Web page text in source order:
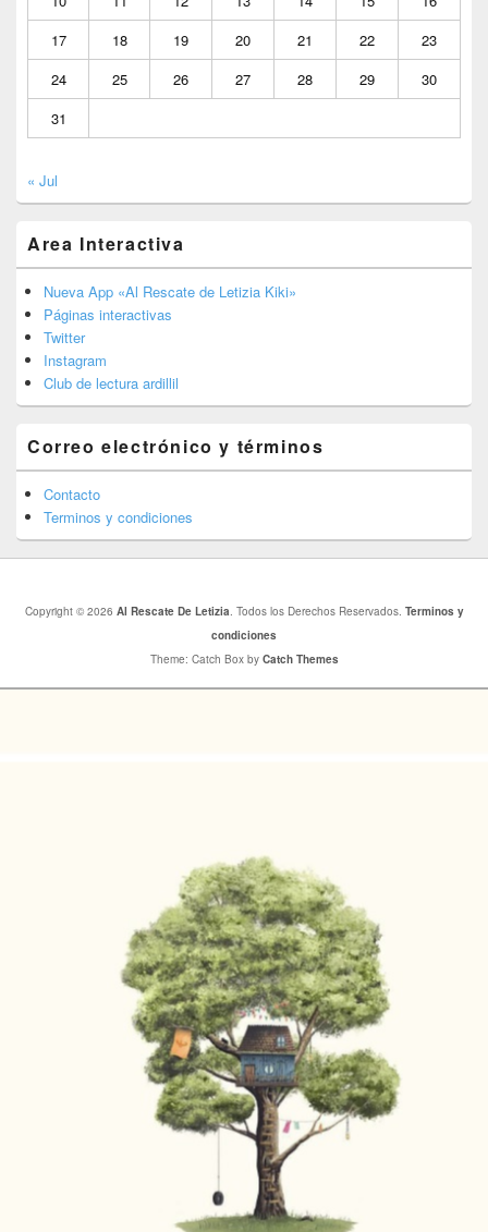
17
18 19 20 21 22
23
24
25 26 27 28 29
30
31
« Jul
Area Interactiva
Nueva App «Al Rescate de Letizia Kiki»
Páginas interactivas
Twitter
Instagram
Club de lectura ardillil
Correo electrónico y términos
Contacto
Terminos y condiciones
Copyright © 2026 Al Rescate De Letizia. Todos los Derechos Reservados. Terminos y
condiciones
Theme: Catch Box by Catch Themes